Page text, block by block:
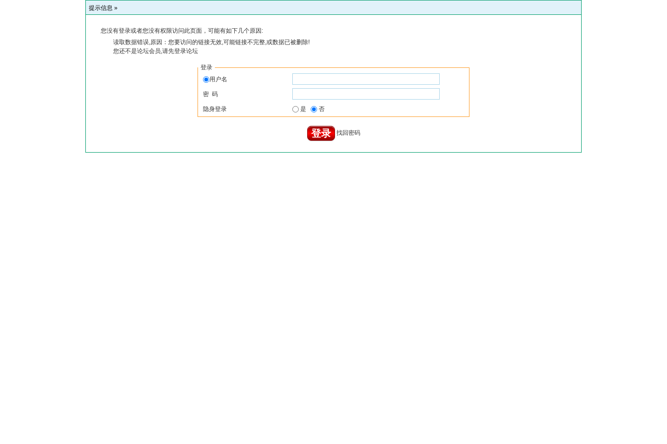
提示信息 »
您没有登录或者您没有权限访问此页面，可能有如下几个原因:
读取数据错误,原因：您要访问的链接无效,可能链接不完整,或数据已被删除!
您还不是论坛会员,请先登录论坛
登录
用户名
密 码
隐身登录 是 否
找回密码